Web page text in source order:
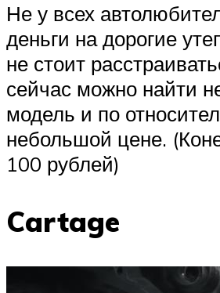
Не у всех
деньги на дорогие
не стоит
сейчас можно найти
модель и по
небольшой цене.
100 рублей)
Cartage